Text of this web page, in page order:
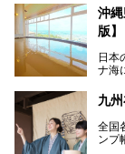
位を
ァン
ンに
魅力
沖
版】
日本
ナ海
ずの
けて
そん
と同
九
全国
ンプ